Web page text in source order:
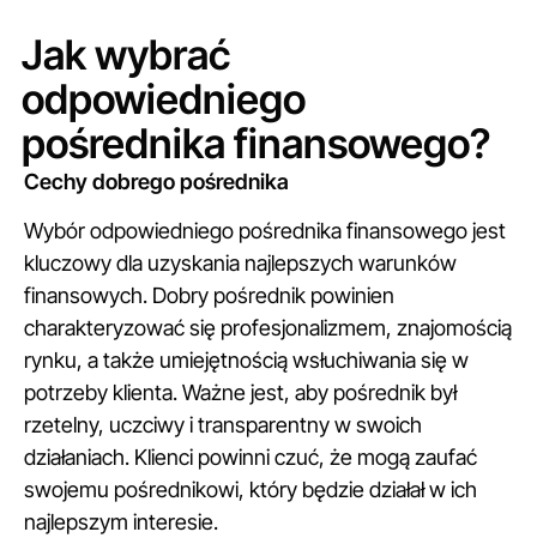
Jak wybrać
odpowiedniego
pośrednika finansowego?
Cechy dobrego pośrednika
Wybór odpowiedniego pośrednika finansowego jest
kluczowy dla uzyskania najlepszych warunków
finansowych. Dobry pośrednik powinien
charakteryzować się profesjonalizmem, znajomością
rynku, a także umiejętnością wsłuchiwania się w
potrzeby klienta. Ważne jest, aby pośrednik był
rzetelny, uczciwy i transparentny w swoich
działaniach. Klienci powinni czuć, że mogą zaufać
swojemu pośrednikowi, który będzie działał w ich
najlepszym interesie.